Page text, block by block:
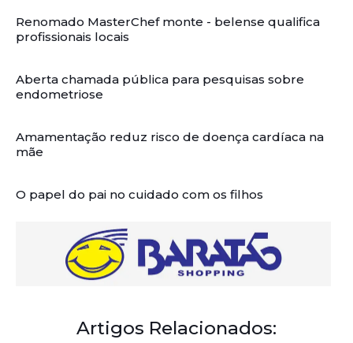
Renomado MasterChef monte - belense qualifica
profissionais locais
Aberta chamada pública para pesquisas sobre
endometriose
Amamentação reduz risco de doença cardíaca na
mãe
O papel do pai no cuidado com os filhos